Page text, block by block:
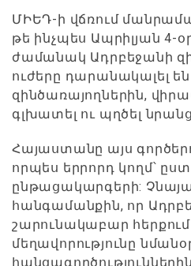
ՄԻԵԴ-ի վճռում
թե ինչպես Ապրիլյան
ժամանակ Ադրբեջանի
ուժերը դարանակալել
զինծառայողներին,
գլխատել ու պղծել
Հայաստանը այս
որպես երրորդ կողմ՝
ընթացակարգերի:
հանգամանքին, որ
շարունակաբար հերքում
մեղավորությունը